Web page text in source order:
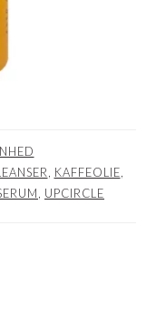
KAFFEOLIE
UPCIRCLE